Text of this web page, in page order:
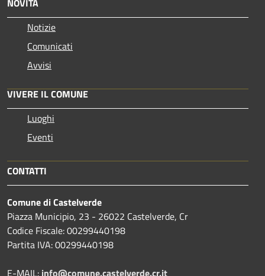
NOVITÀ
Notizie
Comunicati
Avvisi
VIVERE IL COMUNE
Luoghi
Eventi
CONTATTI
Comune di Castelverde
Piazza Municipio, 23 - 26022 Castelverde, Cr
Codice Fiscale: 00299440198
Partita IVA: 00299440198
E-MAIL: info@comune.castelverde.cr.it